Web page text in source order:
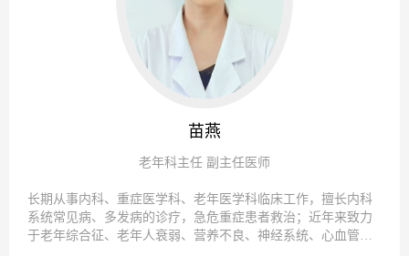
苗燕
老年科主任 副主任医师
长期从事内科、重症医学科、老年医学科临床工作，擅长内科
系统常见病、多发病的诊疗，急危重症患者救治；近年来致力
于老年综合征、老年人衰弱、营养不良、神经系统、心血管系